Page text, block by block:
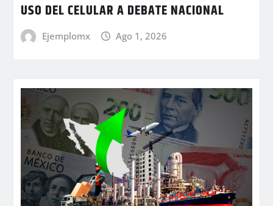
USO DEL CELULAR A DEBATE NACIONAL
Ejemplomx Ago 1, 2026